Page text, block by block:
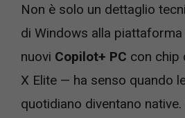
Non è solo un dettaglio
di Windows alla piattaforma
nuovi Copilot+ PC con chip
X Elite — ha senso quando
quotidiano diventano